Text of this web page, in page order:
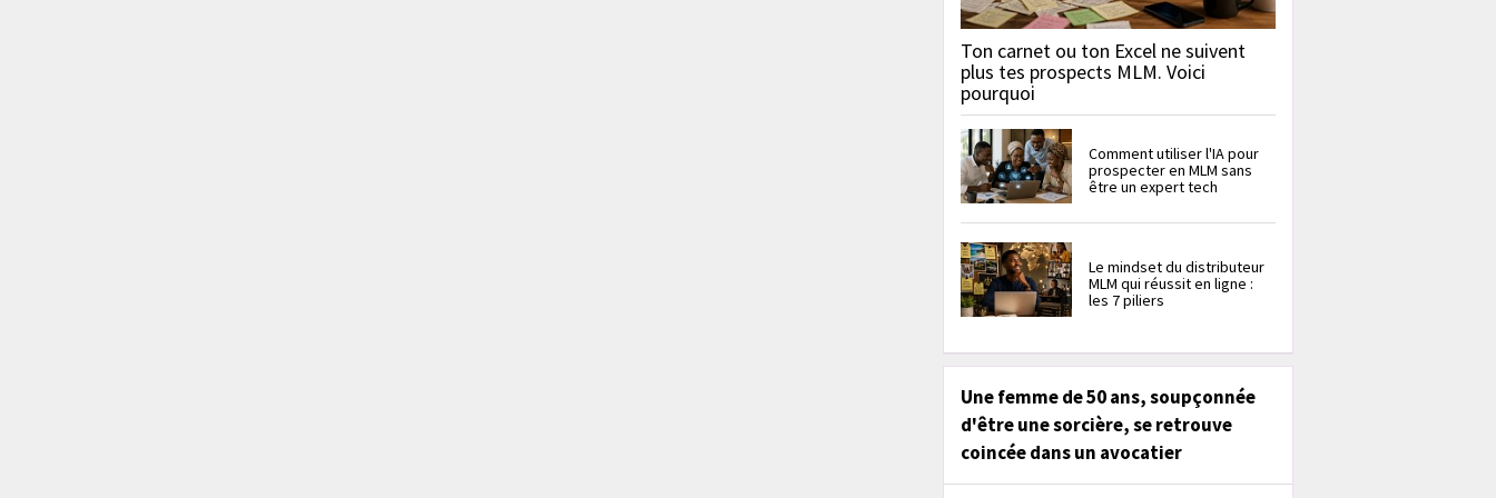
Ton carnet ou ton Excel ne suivent
plus tes prospects MLM. Voici
pourquoi
Comment utiliser l'IA pour
prospecter en MLM sans
être un expert tech
Le mindset du distributeur
MLM qui réussit en ligne :
les 7 piliers
Une femme de 50 ans, soupçonnée
d'être une sorcière, se retrouve
coincée dans un avocatier